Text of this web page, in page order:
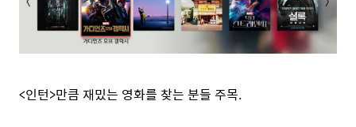
<인턴>만큼 재밌는 영화를 찾는 분들 주목.